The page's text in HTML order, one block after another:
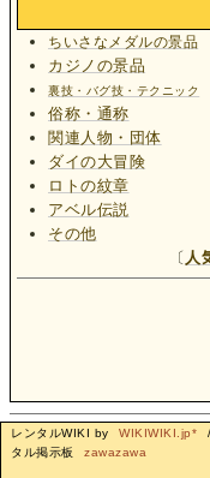
ちいさなメダルの景品
カジノの景品
裏技・バグ技・テクニック
俗称・通称
関連人物・団体
ダイの大冒険
ロトの紋章
アベル伝説
その他
〔 人
レンタルWIKI by WIKIWIKI.jp*
タル掲示板
zawazawa